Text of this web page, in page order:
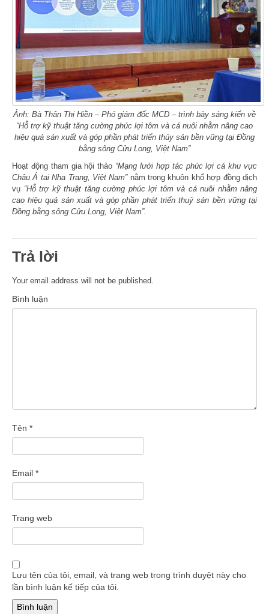
Ảnh: Bà Thân Thị Hiền – Phó giám đốc MCD – trình bày sáng kiến về
“Hỗ trợ kỹ thuật tăng cường phúc lợi tôm và cá nuôi nhằm nâng cao
hiệu quả sản xuất và góp phần phát triển thủy sản bền vững tại Đồng
bằng sông Cửu Long, Việt Nam”
Hoạt động tham gia hội thảo “Mạng lưới hợp tác phúc lợi cá khu vực
Châu Á tai Nha Trang, Việt Nam” nằm trong khuôn khổ hợp đồng dịch
vụ “Hỗ trợ kỹ thuật tăng cường phúc lợi tôm và cá nuôi nhằm nâng
cao hiệu quả sản xuất và góp phần phát triển thuỷ sản bền vững tại
Đồng bằng sông Cửu Long, Việt Nam”.
Trả lời
Your email address will not be published.
Bình luận
Tên *
Email *
Trang web
Lưu tên của tôi, email, và trang web trong trình duyệt này cho
lần bình luận kế tiếp của tôi.